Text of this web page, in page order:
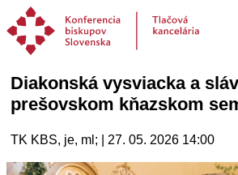
Diakonská vysviacka a
prešovskom kňazskom
TK KBS, je, ml; | 27. 05. 2026 14:00